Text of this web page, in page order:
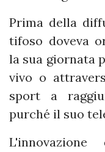
Prima della
tifoso doveva
la sua giornata
vivo o
sport a
purché il suo